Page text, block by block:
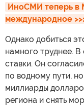
ИноСМИ теперь в
международное
Однако добиться
намного труднее.
ставки. Он
по водному пути,
миллиарды
региона и снять